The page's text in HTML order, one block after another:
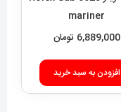
mariner
6,889,000 تومان
افزودن به سبد خرید